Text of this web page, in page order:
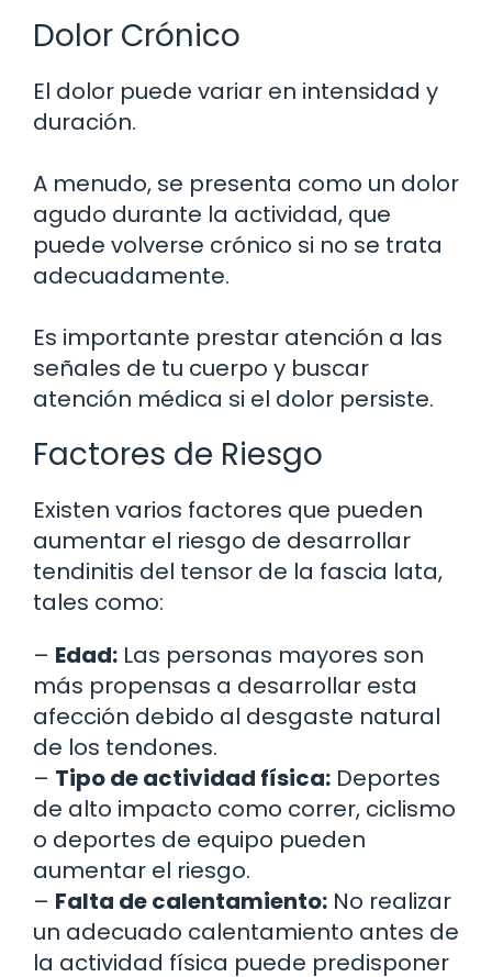
Dolor Crónico
El dolor puede variar en intensidad y
duración.
A menudo, se presenta como un dolor
agudo durante la actividad, que
puede volverse crónico si no se trata
adecuadamente.
Es importante prestar atención a las
señales de tu cuerpo y buscar
atención médica si el dolor persiste.
Factores de Riesgo
Existen varios factores que pueden
aumentar el riesgo de desarrollar
tendinitis del tensor de la fascia lata,
tales como:
– Edad: Las personas mayores son
más propensas a desarrollar esta
afección debido al desgaste natural
de los tendones.
– Tipo de actividad física: Deportes
de alto impacto como correr, ciclismo
o deportes de equipo pueden
aumentar el riesgo.
– Falta de calentamiento: No realizar
un adecuado calentamiento antes de
la actividad física puede predisponer